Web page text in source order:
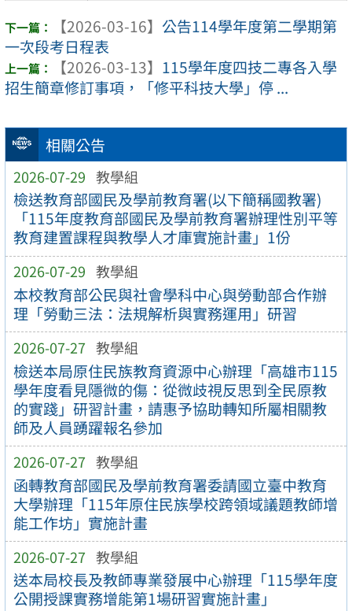
相關公告
2026-07-29 教學組
檢送教育部國民及學前教育署(以下簡稱國教署)
「115年度教育部國民及學前教育署辦理性別平等
教育建置課程與教學人才庫實施計畫」1份
2026-07-29 教學組
本校教育部公民與社會學科中心與勞動部合作辦
理「勞動三法：法規解析與實務運用」研習
2026-07-27 教學組
檢送本局原住民族教育資源中心辦理「高雄市115
學年度看見隱微的傷：從微歧視反思到全民原教
的實踐」研習計畫，請惠予協助轉知所屬相關教
師及人員踴躍報名參加
2026-07-27 教學組
函轉教育部國民及學前教育署委請國立臺中教育
大學辦理「115年原住民族學校跨領域議題教師增
能工作坊」實施計畫
2026-07-27 教學組
送本局校長及教師專業發展中心辦理「115學年度
公開授課實務增能第1場研習實施計畫」
【2026-03-16】 公告114學年度第二學期第
一次段考日程表
【2026-03-13】 115學年度四技二專各入學
招生簡章修訂事項，「修平科技大學」停 ...